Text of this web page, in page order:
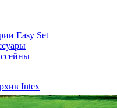
Easy Set
Intex